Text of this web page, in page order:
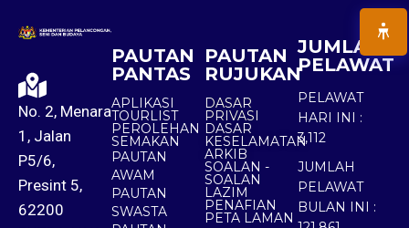
No. 2, Menara
1, Jalan
P5/6,
Presint 5,
62200
PAUTAN
PANTAS
APLIKASI
TOURLIST
PEROLEHAN
SEMAKAN
PAUTAN
AWAM
PAUTAN
SWASTA
PAUTAN
RUJUKAN
DASAR
PRIVASI
DASAR
KESELAMATAN
ARKIB
SOALAN -
SOALAN
LAZIM
PENAFIAN
PETA LAMAN
JUMLAH
PELAWAT
PELAWAT
HARI INI :
3,112
JUMLAH
PELAWAT
BULAN INI :